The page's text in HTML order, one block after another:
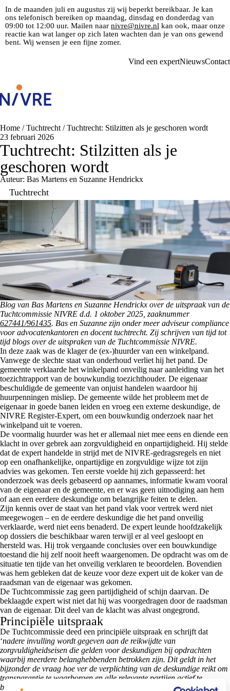
In de maanden juli en augustus zij wij beperkt bereikbaar. Je kan
ons telefonisch bereiken op maandag, dinsdag en donderdag van
09:00 tot 12:00 uur. Mailen naar nivre@nivre.nl kan ook, maar onze
reactie kan wat langer op zich laten wachten dan je van ons gewend
bent. Wij wensen je een fijne zomer.
Vind een expertNieuwsContact
Home /Tuchtrecht /Tuchtrecht: Stilzitten als je geschoren wordt
23 februari 2026
Tuchtrecht: Stilzitten als je
geschoren wordt
Auteur: Bas Martens en Suzanne Hendrickx
Tuchtrecht
Blog van Bas Martens en Suzanne Hendrickx over de uitspraak van de
Tuchtcommissie NIVRE d.d. 1 oktober 2025, zaaknummer
627441/961435. Bas en Suzanne zijn onder meer adviseur compliance
voor advocatenkantoren en docent tuchtrecht. Zij schrijven van tijd tot
tijd blogs over de uitspraken van de Tuchtcommissie NIVRE.
In deze zaak was de klager de (ex-)huurder van een winkelpand.
Vanwege de slechte staat van onderhoud verliet hij het pand. De
gemeente verklaarde het winkelpand onveilig naar aanleiding van het
toezichtrapport van de bouwkundig toezichthouder. De eigenaar
beschuldigde de gemeente van onjuist handelen waardoor hij
huurpenningen misliep. De gemeente wilde het probleem met de
eigenaar in goede banen leiden en vroeg een externe deskundige, de
NIVRE Register-Expert, om een bouwkundig onderzoek naar het
winkelpand uit te voeren.
De voormalig huurder was het er allemaal niet mee eens en diende een
klacht in over gebrek aan zorgvuldigheid en onpartijdigheid. Hij stelde
dat de expert handelde in strijd met de NIVRE-gedragsregels en niet
op een onafhankelijke, onpartijdige en zorgvuldige wijze tot zijn
advies was gekomen. Ten eerste voelde hij zich gepasseerd: het
onderzoek was deels gebaseerd op aannames, informatie kwam vooral
van de eigenaar en de gemeente, en er was geen uitnodiging aan hem
of aan een eerdere deskundige om belangrijke feiten te delen.
Zijn kennis over de staat van het pand vlak voor vertrek werd niet
meegewogen – en de eerdere deskundige die het pand onveilig
verklaarde, werd niet eens benaderd. De expert leunde hoofdzakelijk
op dossiers die beschikbaar waren terwijl er al veel gesloopt en
hersteld was. Hij trok vergaande conclusies over een bouwkundige
toestand die hij zelf nooit heeft waargenomen. De opdracht was om de
situatie ten tijde van het onveilig verklaren te beoordelen. Bovendien
was hem gebleken dat de keuze voor deze expert uit de koker van de
raadsman van de eigenaar was gekomen.
De Tuchtcommissie zag geen partijdigheid of schijn daarvan. De
beklaagde expert wist niet dat hij was voorgedragen door de raadsman
van de eigenaar. Dit deel van de klacht was alvast ongegrond.
Principiële uitspraak
De Tuchtcommissie deed een principiële uitspraak en schrijft dat
‘nadere invulling wordt gegeven aan de reikwijdte van
zorgvuldigheidseisen die gelden voor deskundigen bij opdrachten
waarbij meerdere belanghebbenden betrokken zijn. Dit geldt in het
bijzonder de vraag hoe ver de verplichting van de deskundige reikt om
transparantie te waarborgen en alle relevante partijen actief te
betrekken bij het onderzoek